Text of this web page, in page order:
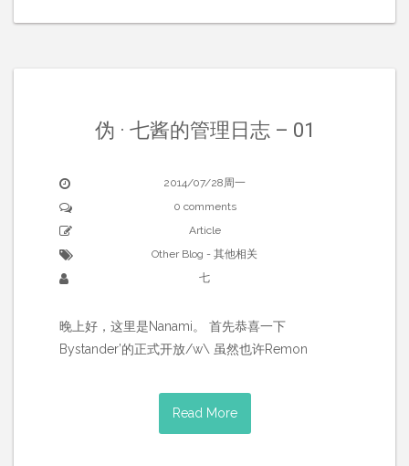
伪 · 七酱的管理日志 – 01
2014/07/28周一
0 comments
Article
Other Blog - 其他相关
七
晚上好，这里是Nanami。 首先恭喜一下
Bystander’的正式开放/w\ 虽然也许Remon
Read More